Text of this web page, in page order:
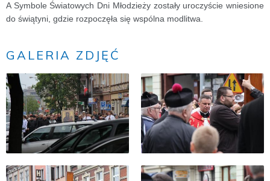
A Symbole Światowych Dni Młodzieży zostały uroczyście wniesione
do świątyni, gdzie rozpoczęła się wspólna modlitwa.
GALERIA ZDJĘĆ